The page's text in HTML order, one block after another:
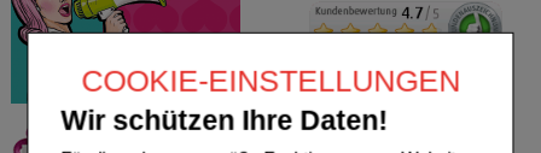
COOKIE-EINSTELLUNGEN
Wir schützen Ihre Daten!